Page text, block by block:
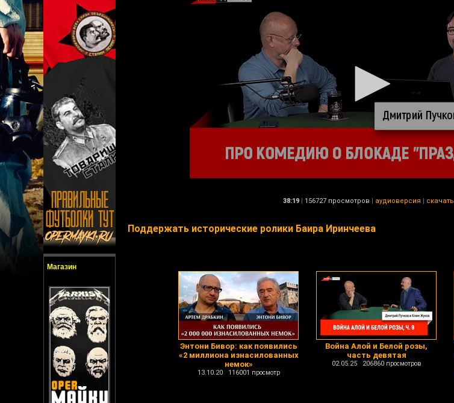
Магазин
38:19 | 156727 просмотров | аудиоверсия | скачать
Поддержать исторические ролики Баира Иринчеева
Энтони Бивор: как появились
«2 миллиона изнасилованных
немок»
13.10.20 116001 просмотр
Война Алой и Белой розы,
часть девятая
02.05.25 206860 просмотров